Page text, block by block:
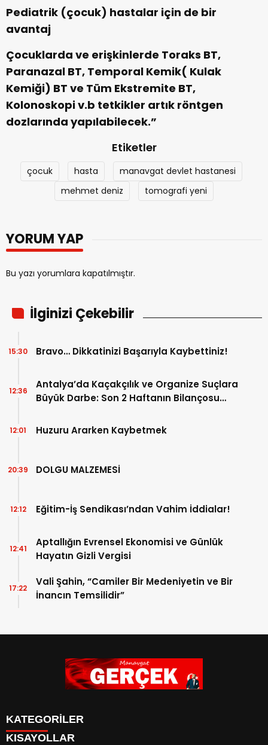
Pediatrik (çocuk) hastalar için de bir
avantaj
Çocuklarda ve erişkinlerde Toraks BT,
Paranazal BT, Temporal Kemik( Kulak
Kemiği) BT ve Tüm Ekstremite BT,
Kolonoskopi v.b tetkikler artık röntgen
dozlarında yapılabilecek.”
Etiketler
çocuk hasta
manavgat devlet hastanesi
mehmet deniz
tomografi yeni
YORUM YAP
Bu yazı yorumlara kapatılmıştır.
İlginizi Çekebilir
Bravo… Dikkatinizi Başarıyla Kaybettiniz!
15:30
Antalya’da Kaçakçılık ve Organize Suçlara
Büyük Darbe: Son 2 Haftanın Bilançosu
12:36
Huzuru Ararken Kaybetmek
12:01
DOLGU MALZEMESİ
20:39
Eğitim-İş Sendikası’ndan Vahim İddialar!
12:12
Aptallığın Evrensel Ekonomisi ve Günlük
Hayatın Gizli Vergisi
12:41
Vali Şahin, “Camiler Bir Medeniyetin ve Bir
İnancın Temsilidir”
17:22
KATEGORİLER
KISAYOLLAR